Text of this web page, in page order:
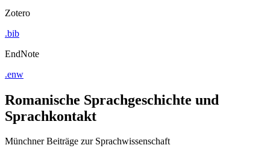
Zotero
.bib
EndNote
.enw
Romanische Sprachgeschichte und
Sprachkontakt
Münchner Beiträge zur Sprachwissenschaft